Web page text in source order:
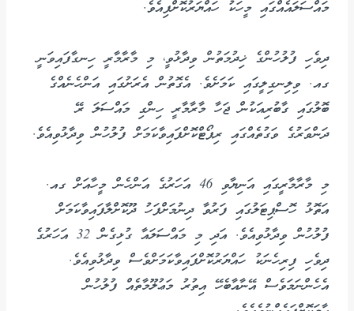
މައްސަލައެއްގައި މީހަކު ހައްޔަރުކޮށްފިއެވެ.
ދިވެހި ފުލުހުންގެ ޚިދުމަތުން ވިދާޅުވީ، މި މާރާމާރީ ހިނގާފައިވަނީ
ގއ. ވިލިނގިލީގައި ކަމަށެވެ. އެގޮތުން އެރަށުގައި އަންހެނެއްގެ
ބޮލުގައި ގާބުރިއަކުން ޖަހާ މާރާމާރީ ހިންގި މައްސަލަ ރޭ
ދަންވަރުގެ ވަގުތެއްގައި ރިޕޯޓްކޮށްފައިވާކަމަށް ފުލުހުން ވިދާޅުވިއެވެ.
މި މާރާމާރީގައި އަނިޔާވި 46 އަހަރުގެ އަންހެން މީހާއަށް ގއ.
އަތޮޅު ހޮސްޕިޓަލުގައި ފަރުވާ ދިނުމަށްފަހު ދޫކޮށްލާފައިވާކަމަށް
ފުލުހުން ވިދާޅުވިއެވެ. އަދި މި މައްސަލައާ ގުޅިގެން 32 އަހަރުގެ
ދިވެހި ފިރިހެނަކު ހައްޔަރުކޮށްފައިވާކަމަށްވެސް ވިދާޅުވިއެވެ.
އެހެންނަމަވެސް އޭނާއާބެހޭ އިތުރު މަޢުލޫމާތެއް ފުލުހުން